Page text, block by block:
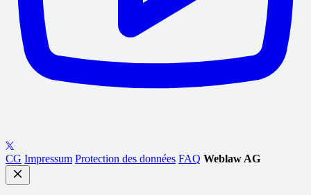
CG Impressum Protection des données FAQ Weblaw AG